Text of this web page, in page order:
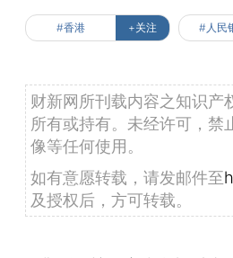
#香港 +关注 #人民
财新网所刊载内容之知识产
所有或持有。未经许可，禁
像等任何使用。
如有意愿转载，请发邮件至
及授权后，方可转载。